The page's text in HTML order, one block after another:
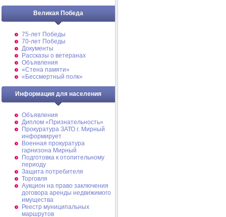
Великая Победа
75-лет Победы
70-лет Победы
Документы
Рассказы о ветеранах
Объявления
«Стена памяти»
«Бессмертный полк»
Информация для населения
Объявления
Диплом «Признательность»
Прокуратура ЗАТО г. Мирный
информирует
Военная прокуратура
гарнизона Мирный
Подготовка к отопительному
периоду
Защита потребителя
Торговля
Аукцион на право заключения
договора аренды недвижимого
имущества
Реестр муниципальных
маршрутов